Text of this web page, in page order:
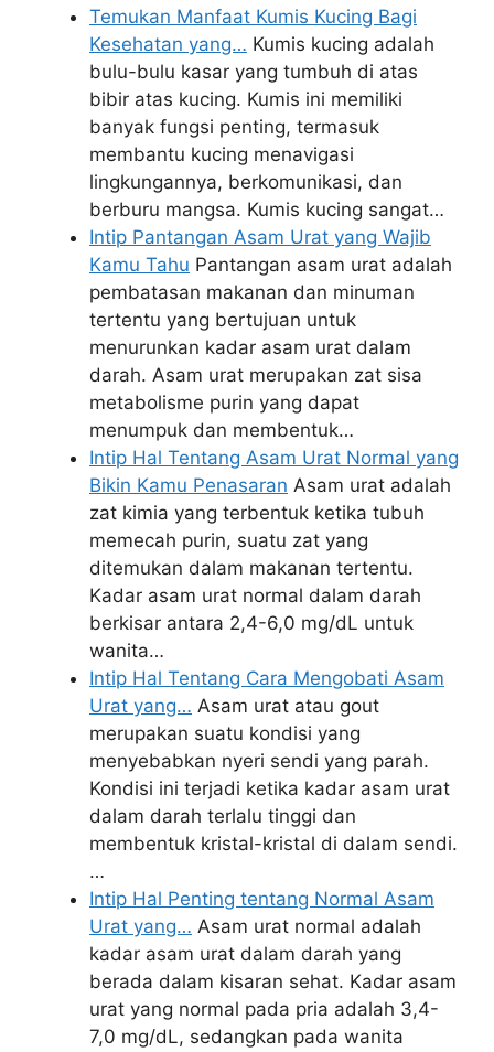
Temukan Manfaat Kumis Kucing Bagi
Kesehatan yang… Kumis kucing adalah
bulu-bulu kasar yang tumbuh di atas
bibir atas kucing. Kumis ini memiliki
banyak fungsi penting, termasuk
membantu kucing menavigasi
lingkungannya, berkomunikasi, dan
berburu mangsa. Kumis kucing sangat…
Intip Pantangan Asam Urat yang Wajib
Kamu Tahu Pantangan asam urat adalah
pembatasan makanan dan minuman
tertentu yang bertujuan untuk
menurunkan kadar asam urat dalam
darah. Asam urat merupakan zat sisa
metabolisme purin yang dapat
menumpuk dan membentuk…
Intip Hal Tentang Asam Urat Normal yang
Bikin Kamu Penasaran Asam urat adalah
zat kimia yang terbentuk ketika tubuh
memecah purin, suatu zat yang
ditemukan dalam makanan tertentu.
Kadar asam urat normal dalam darah
berkisar antara 2,4-6,0 mg/dL untuk
wanita…
Intip Hal Tentang Cara Mengobati Asam
Urat yang… Asam urat atau gout
merupakan suatu kondisi yang
menyebabkan nyeri sendi yang parah.
Kondisi ini terjadi ketika kadar asam urat
dalam darah terlalu tinggi dan
membentuk kristal-kristal di dalam sendi.
…
Intip Hal Penting tentang Normal Asam
Urat yang… Asam urat normal adalah
kadar asam urat dalam darah yang
berada dalam kisaran sehat. Kadar asam
urat yang normal pada pria adalah 3,4-
7,0 mg/dL, sedangkan pada wanita